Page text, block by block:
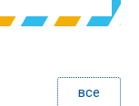
все